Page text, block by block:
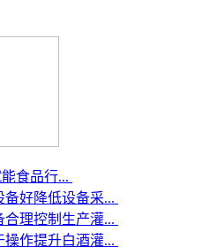
食品行...
好降低设备采...
理控制生产灌...
作提升白酒灌...